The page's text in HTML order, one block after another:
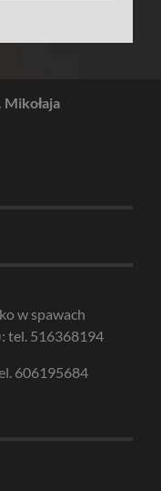
w spawach
tel. 516368194
606195684